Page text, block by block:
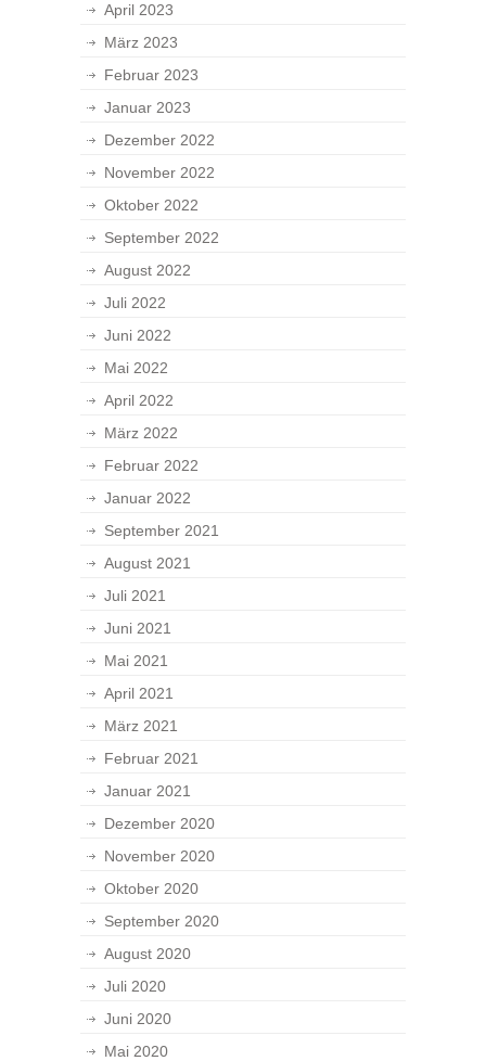
April 2023
März 2023
Februar 2023
Januar 2023
Dezember 2022
November 2022
Oktober 2022
September 2022
August 2022
Juli 2022
Juni 2022
Mai 2022
April 2022
März 2022
Februar 2022
Januar 2022
September 2021
August 2021
Juli 2021
Juni 2021
Mai 2021
April 2021
März 2021
Februar 2021
Januar 2021
Dezember 2020
November 2020
Oktober 2020
September 2020
August 2020
Juli 2020
Juni 2020
Mai 2020